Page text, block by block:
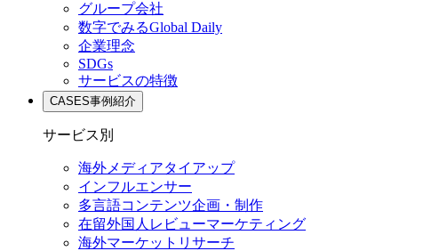
グループ会社
数字でみるGlobal Daily
企業理念
SDGs
サービスの特徴
CASES事例紹介
サービス別
海外メディアタイアップ
インフルエンサー
多言語コンテンツ企画・制作
在留外国⼈レビューマーケティング
海外マーケットリサーチ